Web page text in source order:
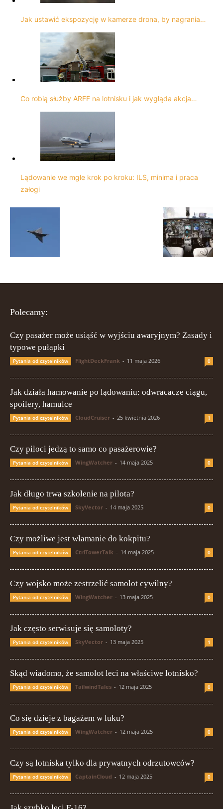
Jak ustawić ekspozycję w kamerze drona, by nagrania…
Co robią służby ARFF na lotnisku i jak wygląda akcja…
Lądowanie we mgle krok po kroku: ILS, minima i praca
załogi
Polecamy:
Czy pasażer może usiąść w wyjściu awaryjnym? Zasady i
typowe pułapki
Pytania od czytelników FlightDeckFrank - 11 maja 2026 0
Jak działa hamowanie po lądowaniu: odwracacze ciągu,
spoilery, hamulce
Pytania od czytelników CloudCruiser - 25 kwietnia 2026 1
Czy piloci jedzą to samo co pasażerowie?
Pytania od czytelników WingWatcher - 14 maja 2025 0
Jak długo trwa szkolenie na pilota?
Pytania od czytelników SkyVector - 14 maja 2025 0
Czy możliwe jest włamanie do kokpitu?
Pytania od czytelników CtrlTowerTalk - 14 maja 2025 0
Czy wojsko może zestrzelić samolot cywilny?
Pytania od czytelników WingWatcher - 13 maja 2025 0
Jak często serwisuje się samoloty?
Pytania od czytelników SkyVector - 13 maja 2025 1
Skąd wiadomo, że samolot leci na właściwe lotnisko?
Pytania od czytelników TailwindTales - 12 maja 2025 0
Co się dzieje z bagażem w luku?
Pytania od czytelników WingWatcher - 12 maja 2025 0
Czy są lotniska tylko dla prywatnych odrzutowców?
Pytania od czytelników CaptainCloud - 12 maja 2025 0